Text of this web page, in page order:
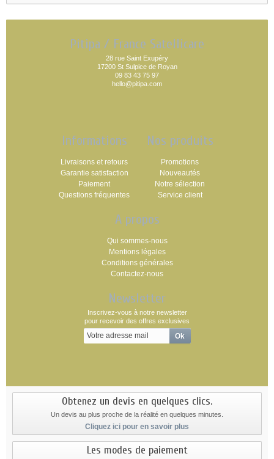
Pitipa / France Satellicare
28 rue Saint Exupéry
17200 St Sulpice de Royan
09 83 43 75 97
hello@pitipa.com
Informations
Livraisons et retours
Garantie satisfaction
Paiement
Questions fréquentes
Nos produits
Promotions
Nouveautés
Notre sélection
Service client
A propos
Qui sommes-nous
Mentions légales
Conditions générales
Contactez-nous
Newsletter
Inscrivez-vous à notre newsletter
pour recevoir des offres exclusives
Obtenez un devis en quelques clics.
Un devis au plus proche de la réalité en quelques minutes.
Cliquez ici pour en savoir plus
Les modes de paiement